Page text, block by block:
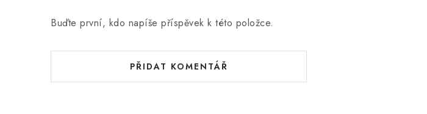
Buďte první, kdo napíše příspěvek k této položce.
PŘIDAT KOMENTÁŘ